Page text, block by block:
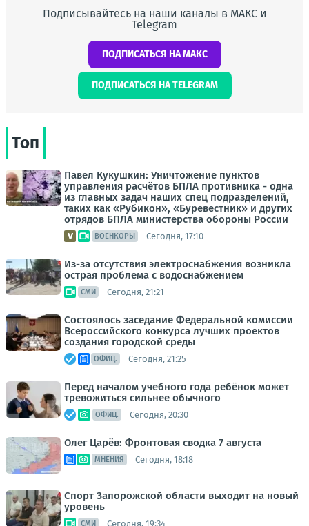
Подписывайтесь на наши каналы в МАКС и
Telegram
ПОДПИСАТЬСЯ НА МАКС
ПОДПИСАТЬСЯ НА TELEGRAM
Топ
Павел Кукушкин: Уничтожение пунктов
управления расчётов БПЛА противника - одна
из главных задач наших спец подразделений,
таких как «Рубикон», «Буревестник» и других
отрядов БПЛА министерства обороны России
ВОЕНКОРЫ Сегодня, 17:10
Из-за отсутствия электроснабжения возникла
острая проблема с водоснабжением
СМИ Сегодня, 21:21
Состоялось заседание Федеральной комиссии
Всероссийского конкурса лучших проектов
создания городской среды
ОФИЦ. Сегодня, 21:25
Перед началом учебного года ребёнок может
тревожиться сильнее обычного
ОФИЦ. Сегодня, 20:30
Олег Царёв: Фронтовая сводка 7 августа
МНЕНИЯ Сегодня, 18:18
Спорт Запорожской области выходит на новый
уровень
СМИ Сегодня, 19:34